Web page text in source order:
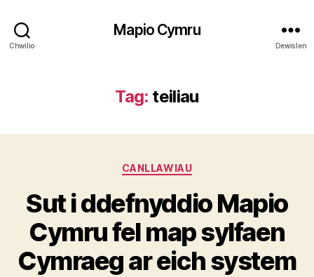
Chwilio
Mapio Cymru
Dewislen
Tag: teiliau
Categorïau
CANLLAWIAU
Sut i ddefnyddio Mapio
Cymru fel map sylfaen
Cymraeg ar eich system